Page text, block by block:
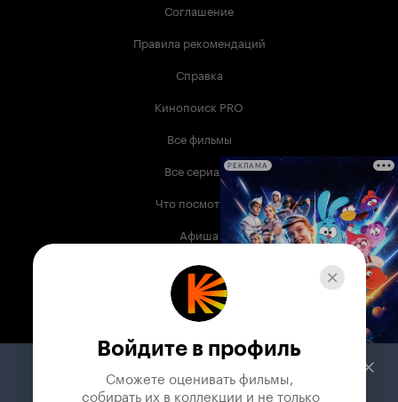
Соглашение
Правила рекомендаций
Справка
Кинопоиск PRO
Все фильмы
Все сериалы
Что посмотреть
Афиша
Музыка
Телепрограмма
Служба поддержки
РЕКЛАМА
Войдите в профиль
Сможете оценивать фильмы,
собирать их в коллекции и не только